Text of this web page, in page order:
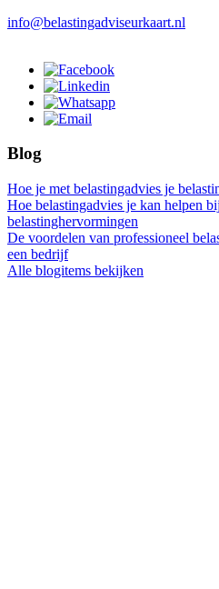
info@belastingadviseurkaart.nl
Blog
Hoe je met belastingadvies je
Hoe belastingadvies je kan helpen
belastinghervormingen
De voordelen van professioneel
een bedrijf
Alle blogitems bekijken